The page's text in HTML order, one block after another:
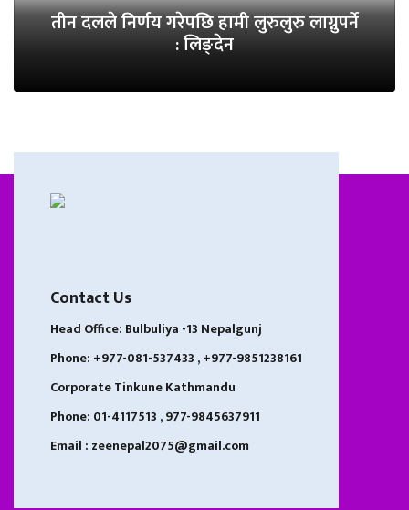
तीन दलले निर्णय गरेपछि हामी लुरुलुरु लाग्नुपर्ने
: लिङ्देन
Contact Us
Head Office: Bulbuliya -13 Nepalgunj
Phone: +977-081-537433 , +977-9851238161
Corporate Tinkune Kathmandu
Phone: 01-4117513 , 977-9845637911
Email : zeenepal2075@gmail.com